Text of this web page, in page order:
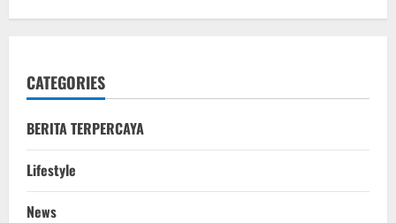
CATEGORIES
BERITA TERPERCAYA
Lifestyle
News